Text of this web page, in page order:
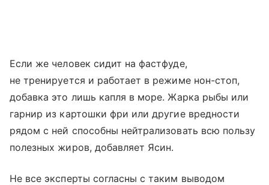
Если же человек сидит на фастфуде,
не тренируется и работает в режиме нон-стоп,
добавка это лишь капля в море. Жарка рыбы или
гарнир из картошки фри или другие вредности
рядом с ней способны нейтрализовать всю пользу
полезных жиров, добавляет Ясин.
Не все эксперты согласны с таким выводом